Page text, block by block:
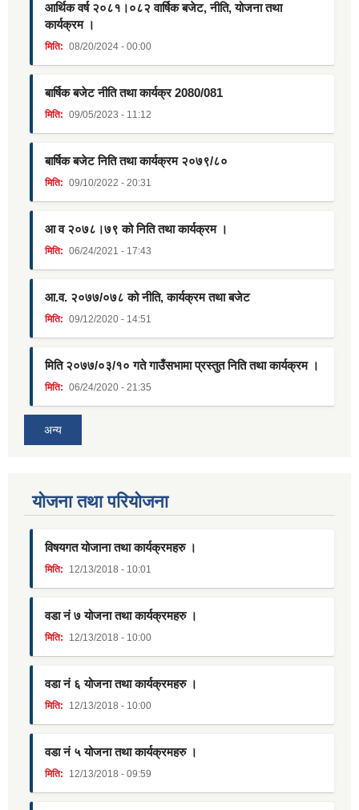
आर्थिक वर्ष २०८१।०८२ वार्षिक बजेट, नीति, योजना तथा
कार्यक्रम ।
मिति: 08/20/2024 - 00:00
बार्षिक बजेट नीति तथा कार्यक्र 2080/081
मिति: 09/05/2023 - 11:12
बार्षिक बजेट निति तथा कार्यक्रम २०७९/८०
मिति: 09/10/2022 - 20:31
आ व २०७८।७९ को निति तथा कार्यक्रम ।
मिति: 06/24/2021 - 17:43
आ.व. २०७७/०७८ को नीति, कार्यक्रम तथा बजेट
मिति: 09/12/2020 - 14:51
मिति २०७७/०३/१० गते गाउँसभामा प्रस्तुत निति तथा कार्यक्रम ।
मिति: 06/24/2020 - 21:35
अन्य
याेजना तथा परियाेजना
विषयगत योजाना तथा कार्यक्रमहरु ।
मिति: 12/13/2018 - 10:01
वडा नं ७ योजना तथा कार्यक्रमहरु ।
मिति: 12/13/2018 - 10:00
वडा नं ६ योजना तथा कार्यक्रमहरु ।
मिति: 12/13/2018 - 10:00
वडा नं ५ योजना तथा कार्यक्रमहरु ।
मिति: 12/13/2018 - 09:59